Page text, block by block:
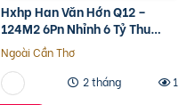
Hxhp Han Văn Hớn Q12 –
124M2 6Pn Nhỉnh 6 Tỷ Thu
15Tr/Tháng
Ngoài Cần Thơ
2 tháng
1